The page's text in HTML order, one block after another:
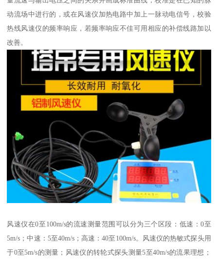
动流场中进行的，或在风速仪加热电路中加上一脉动电信号，校验
热线风速仪的频率响应，若频率响应不佳可用相应的补偿线路加以
改善。
风速仪在0至100m/s的流速测量范围可以分为三个区段：低速：0至
5m/s；中速：5至40m/s；高速：40至100m/s。风速仪的热敏式探头用
于0至5m/s的测量；风速仪的转轮式探头测量5至40m/s的流果理想；